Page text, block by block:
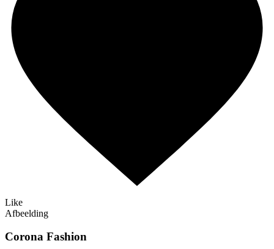
Like
Afbeelding
Corona Fashion